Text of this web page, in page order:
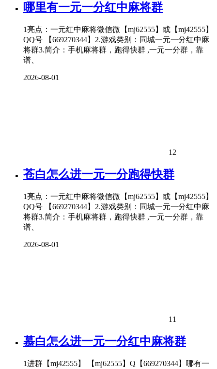
哪里有一元一分红中麻将群
1亮点：一元红中麻将微信微【mj62555】或【mj42555】
QQ号 【669270344】2.游戏类别：同城一元一分红中麻
将群3.简介：手机麻将群，跑得快群 ,一元一分群，靠
谱、
2026-08-01
12
苍白怎么进一元一分跑得快群
1亮点：一元红中麻将微信微【mj62555】或【mj42555】
QQ号 【669270344】2.游戏类别：同城一元一分红中麻
将群3.简介：手机麻将群，跑得快群 ,一元一分群，靠
谱、
2026-08-01
11
慕白怎么进一元一分红中麻将群
1进群【mj42555】 【mj62555】Q【669270344】哪有一